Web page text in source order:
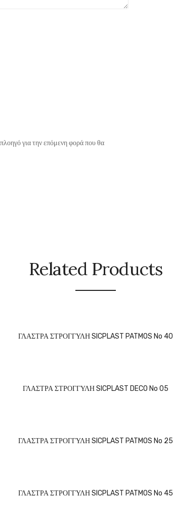
για την επόμενη φορά που θα
Related Products
ΓΛΑΣΤΡΑ ΣΤΡΟΓΓΥΛΗ SICPLAST PATMOS No 40
ΓΛΑΣΤΡΑ ΣΤΡΟΓΓΥΛΗ SICPLAST DECO No 05
ΓΛΑΣΤΡΑ ΣΤΡΟΓΓΥΛΗ SICPLAST PATMOS No 25
ΓΛΑΣΤΡΑ ΣΤΡΟΓΓΥΛΗ SICPLAST PATMOS No 45